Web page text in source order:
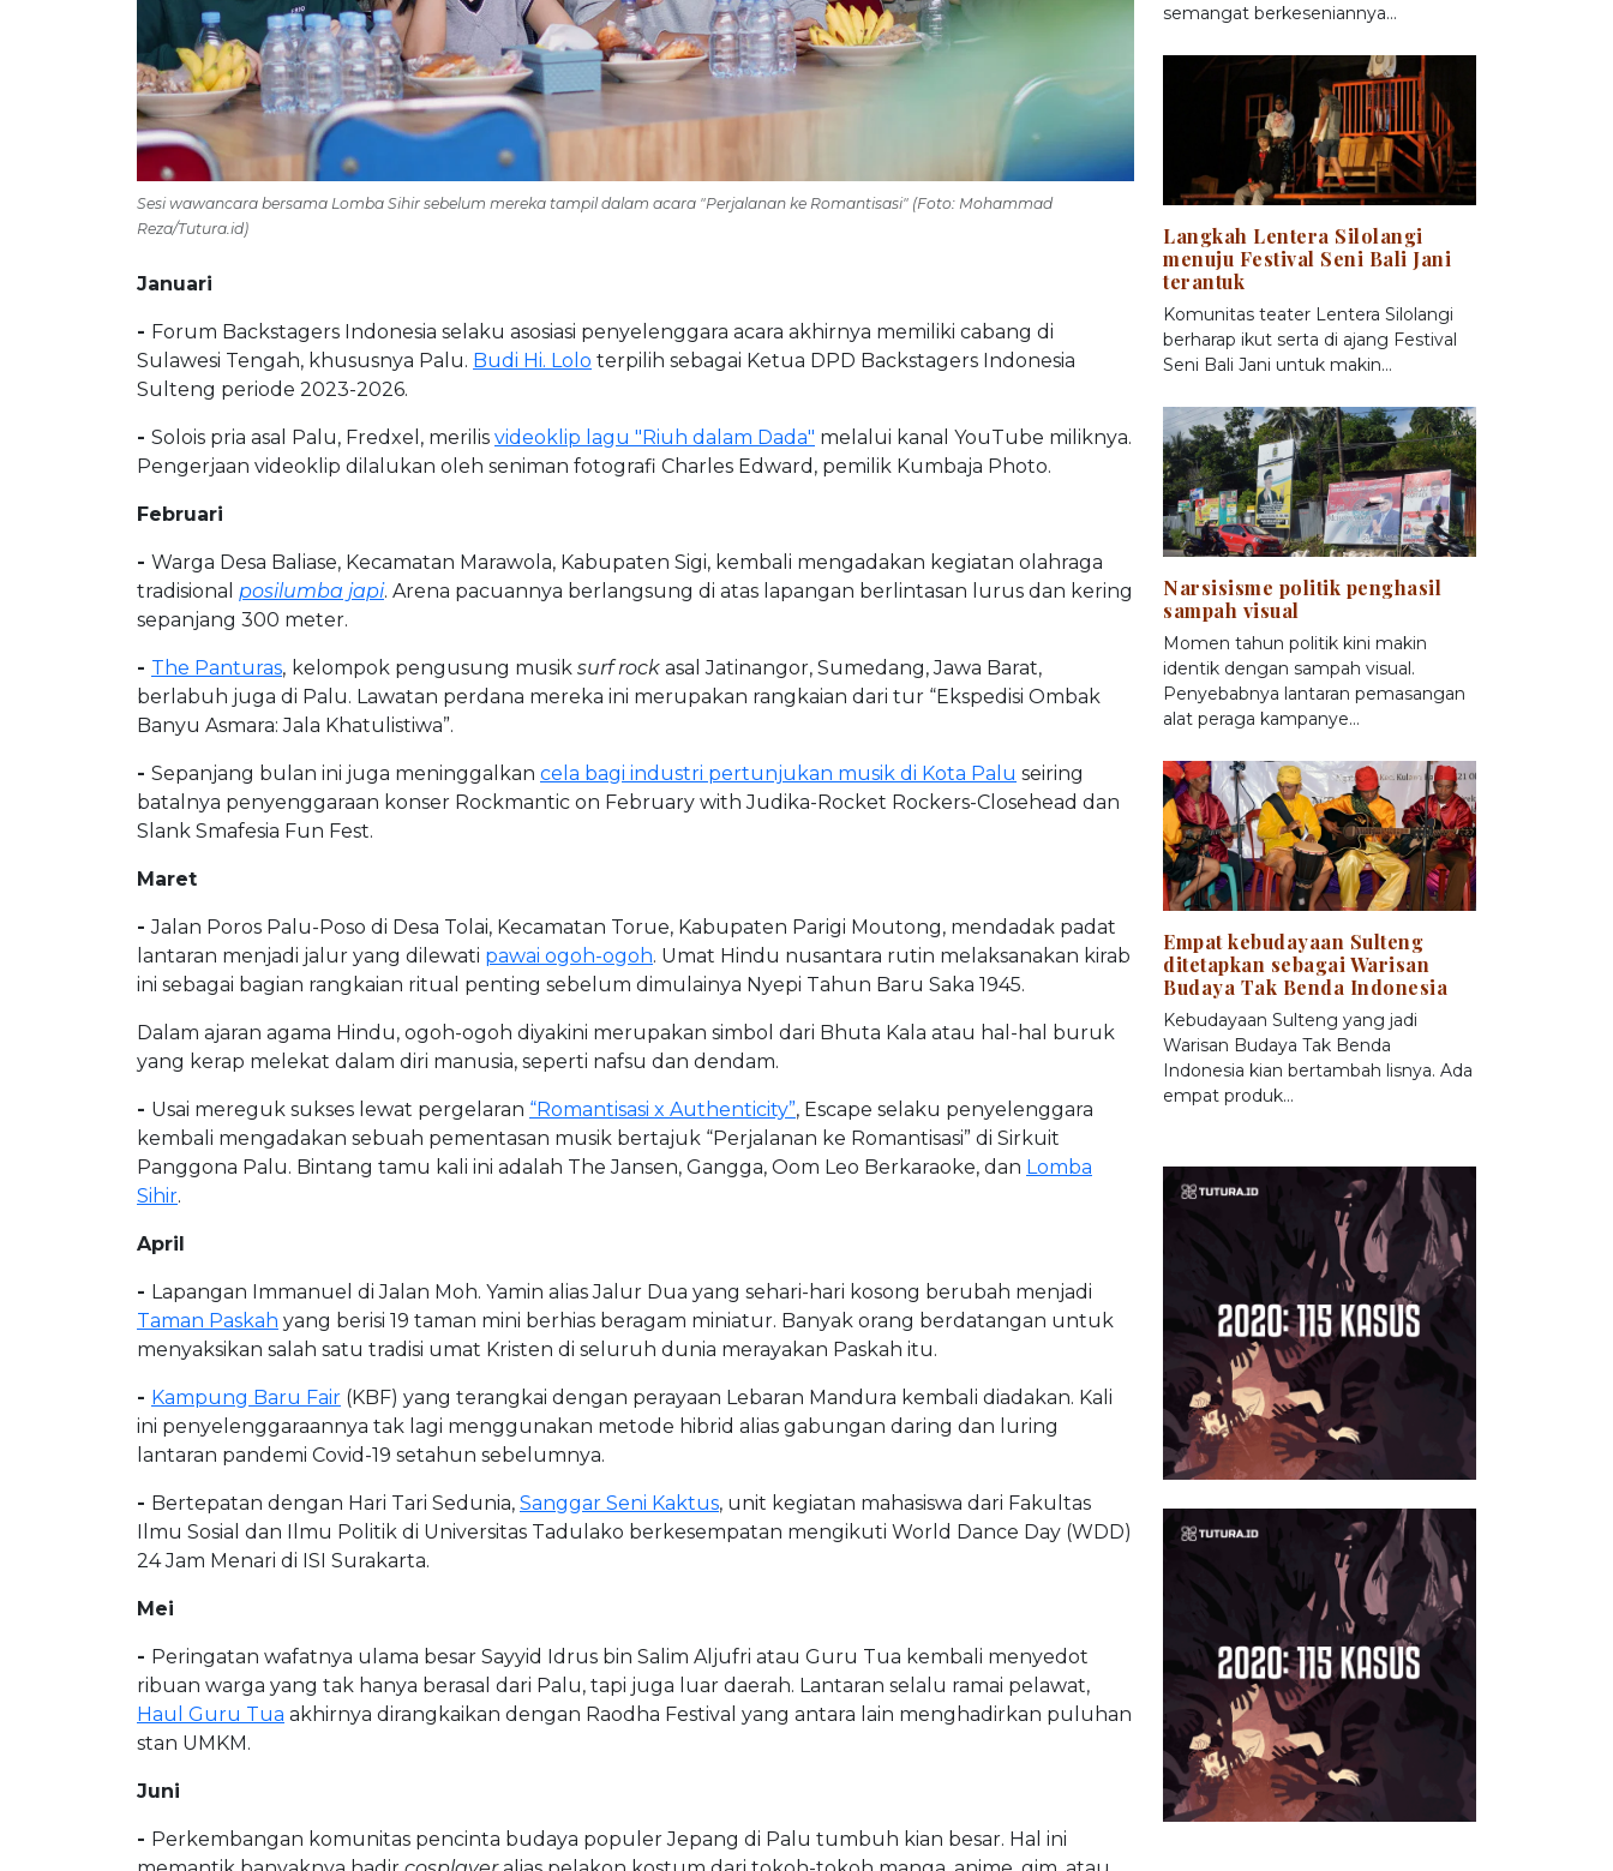
Sesi wawancara bersama Lomba Sihir sebelum mereka tampil dalam acara "Perjalanan ke Romantisasi" (Foto: Mohammad
Reza/Tutura.id)
Januari
- Forum Backstagers Indonesia selaku asosiasi penyelenggara acara akhirnya memiliki cabang di
Sulawesi Tengah, khususnya Palu. Budi Hi. Lolo terpilih sebagai Ketua DPD Backstagers Indonesia
Sulteng periode 2023-2026.
- Solois pria asal Palu, Fredxel, merilis videoklip lagu "Riuh dalam Dada" melalui kanal YouTube miliknya.
Pengerjaan videoklip dilalukan oleh seniman fotografi Charles Edward, pemilik Kumbaja Photo.
Februari
- Warga Desa Baliase, Kecamatan Marawola, Kabupaten Sigi, kembali mengadakan kegiatan olahraga
tradisional posilumba japi. Arena pacuannya berlangsung di atas lapangan berlintasan lurus dan kering
sepanjang 300 meter.
- The Panturas, kelompok pengusung musik surf rock asal Jatinangor, Sumedang, Jawa Barat,
berlabuh juga di Palu. Lawatan perdana mereka ini merupakan rangkaian dari tur “Ekspedisi Ombak
Banyu Asmara: Jala Khatulistiwa”.
- Sepanjang bulan ini juga meninggalkan cela bagi industri pertunjukan musik di Kota Palu seiring
batalnya penyenggaraan konser Rockmantic on February with Judika-Rocket Rockers-Closehead dan
Slank Smafesia Fun Fest.
Maret
-Jalan Poros Palu-Poso di Desa Tolai, Kecamatan Torue, Kabupaten Parigi Moutong, mendadak padat
lantaran menjadi jalur yang dilewati pawai ogoh-ogoh. Umat Hindu nusantara rutin melaksanakan kirab
ini sebagai bagian rangkaian ritual penting sebelum dimulainya Nyepi Tahun Baru Saka 1945.
Dalam ajaran agama Hindu, ogoh-ogoh diyakini merupakan simbol dari Bhuta Kala atau hal-hal buruk
yang kerap melekat dalam diri manusia, seperti nafsu dan dendam.
- Usai mereguk sukses lewat pergelaran “Romantisasi x Authenticity”, Escape selaku penyelenggara
kembali mengadakan sebuah pementasan musik bertajuk “Perjalanan ke Romantisasi” di Sirkuit
Panggona Palu. Bintang tamu kali ini adalah The Jansen, Gangga, Oom Leo Berkaraoke, dan Lomba
Sihir.
April
- Lapangan Immanuel di Jalan Moh. Yamin alias Jalur Dua yang sehari-hari kosong berubah menjadi
Taman Paskah yang berisi 19 taman mini berhias beragam miniatur. Banyak orang berdatangan untuk
menyaksikan salah satu tradisi umat Kristen di seluruh dunia merayakan Paskah itu.
- Kampung Baru Fair (KBF) yang terangkai dengan perayaan Lebaran Mandura kembali diadakan. Kali
ini penyelenggaraannya tak lagi menggunakan metode hibrid alias gabungan daring dan luring
lantaran pandemi Covid-19 setahun sebelumnya.
- Bertepatan dengan Hari Tari Sedunia, Sanggar Seni Kaktus, unit kegiatan mahasiswa dari Fakultas
Ilmu Sosial dan Ilmu Politik di Universitas Tadulako berkesempatan mengikuti World Dance Day (WDD)
24 Jam Menari di ISI Surakarta.
Mei
- Peringatan wafatnya ulama besar Sayyid Idrus bin Salim Aljufri atau Guru Tua kembali menyedot
ribuan warga yang tak hanya berasal dari Palu, tapi juga luar daerah. Lantaran selalu ramai pelawat,
Haul Guru Tua akhirnya dirangkaikan dengan Raodha Festival yang antara lain menghadirkan puluhan
stan UMKM.
Juni
- Perkembangan komunitas pencinta budaya populer Jepang di Palu tumbuh kian besar. Hal ini
semangat berkeseniannya…
Langkah Lentera Silolangi
menuju Festival Seni Bali Jani
terantuk
Komunitas teater Lentera Silolangi
berharap ikut serta di ajang Festival
Seni Bali Jani untuk makin…
Narsisisme politik penghasil
sampah visual
Momen tahun politik kini makin
identik dengan sampah visual.
Penyebabnya lantaran pemasangan
alat peraga kampanye…
Empat kebudayaan Sulteng
ditetapkan sebagai Warisan
Budaya Tak Benda Indonesia
Kebudayaan Sulteng yang jadi
Warisan Budaya Tak Benda
Indonesia kian bertambah lisnya. Ada
empat produk…